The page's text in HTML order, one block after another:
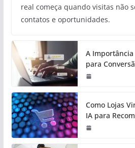
real começa quando visitas não
contatos e oportunidades.
A
para
Como Lojas
IA para